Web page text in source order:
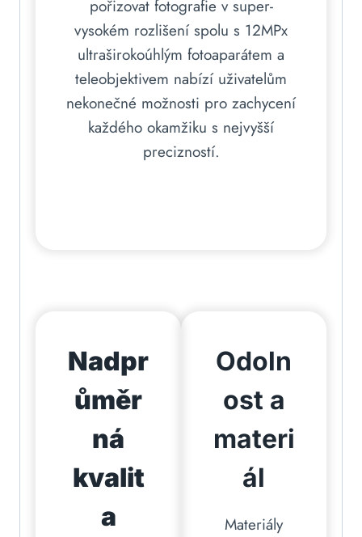
pořizovat fotografie v super-
vysokém rozlišení spolu s 12MPx
ultraširokoúhlým fotoaparátem a
teleobjektivem nabízí uživatelům
nekonečné možnosti pro zachycení
každého okamžiku s nejvyšší
precizností.
Nadpr
ůměr
ná
kvalit
a
Odoln
ost a
materi
ál
Materiály